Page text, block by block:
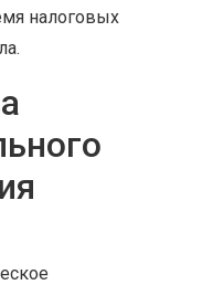
налоговых